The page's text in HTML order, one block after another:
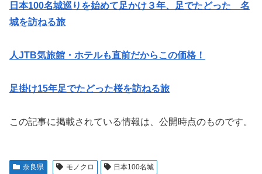
日本100名城巡りを始めて足かけ３年、足でたどった 名
城を訪ねる旅
人JTB気旅館・ホテルも直前だからこの価格！
足掛け15年足でたどった桜を訪ねる旅
この記事に掲載されている情報は、公開時点のものです。
奈良県 モノクロ 日本100名城